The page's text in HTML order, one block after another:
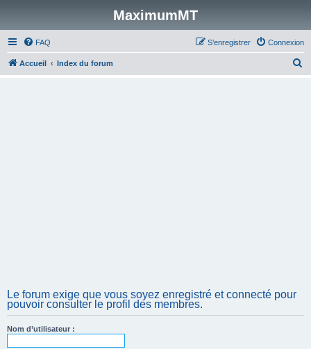
MaximumMT
FAQ Connexion
S’enregistrer
Accueil Index du forum
Le forum exige que vous soyez enregistré et connecté pour
pouvoir consulter le profil des membres.
Nom d’utilisateur :